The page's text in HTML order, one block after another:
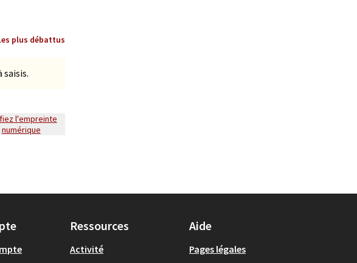
plus débattus
saisis.
numérique
Ressources
Activité
Aide
Pages légales